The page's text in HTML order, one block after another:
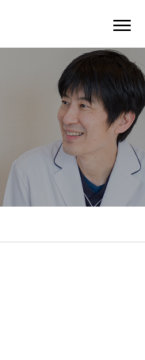
サービスサ
舌
舌の裏に口内炎ができ